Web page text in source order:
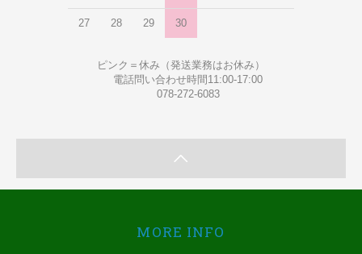
27 28 29 30
ピンク＝休み（発送業務はお休み）
電話問い合わせ時間11:00-17:00
078-272-6083
MORE INFO